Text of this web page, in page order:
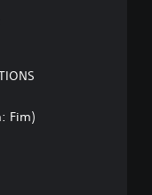
Fim)